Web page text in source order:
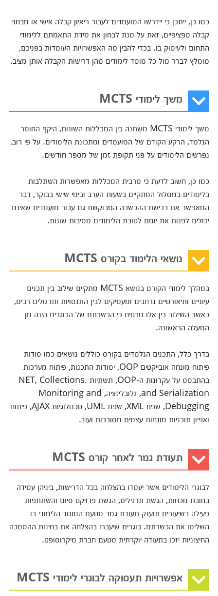
כמו כן, ייתכן כי יידרשו המועמדים לעבור ריאיון קבלה אישי או מבחני
קבלה ספציפיים, זאת על מנת לבחון את מידת התאמתם ללימודי
התחום ולעיסוק בו. בכדי להבין מה האפשרויות העומדות בפניכם,
מומלץ לברר מול כל מוסד לימודים מהן דרישות הקבלה אותן מציב.
משך לימודי MCTS
משך לימודי MCTS משתנה בין המכללות השונות, היקף החומר
הנלמד, הרקע הקודם של המועמדים ומתכונת הלימודים. על פי רוב,
נפרשים הלימודים על פני תקופת זמן של מספר חודשים.
כמו כן, חשוב לדעת כי מרבית המכללות מאפשרות השתלבות
בלימודים במסלול המתקיים בשעות הערב ובימי שישי בבוקר, דבר
המאפשר את רכישת ההכשרה המבוקשת גם עבור מועמדים שאינם
יכולים לפנות את יומם לטובת הלימודים מסיבות שונות.
נושאי הלימוד בקורס MCTS
במהלך לימודי הקורס בנושא MCTS מתקיים שילוב בין תכנים
עיוניים ותיאורטיים נרחבים ומעמיקים לבין התנסויות ותרגולים רבים,
כאשר השילוב בין אלו מבטיח כי הכשרתם של הבוגרים הינה מן
המעלה הראשונה.
בדרך כלל, התכנים הנלמדים בקורס כוללים נושאים כמו סודות
פיתוח מונחה אובייקטים OOP, יסודות התכנות, פיתוח מערכות
בהתבסס על עקרונות ה-OOP, תשתיות .NET, Collections
and Serialization, גלובליזציה, Monitoring and
Debugging, שפת XML, שפת UML, טכנולוגיות AJAX, פיתוח
ואפיון תוכניות מונחות עצמים מסובכות ועוד.
תעודת גמר לאחר קורס MCTS
לבוגרי הלימודים אשר יעמדו בהצלחה בכל הדרישות, ביניהן עמידה
בחובת נוכחות, הגשת תרגילים, הגשת פרויקט סיום והשתתפות
פעילה בשיעורים תוענק תעודת גמר מטעם המוסד הלימודי בו
השלימו את הכשרתם. בוגרים שיעברו בהצלחה את בחינות ההסמכה
החיצוניות יזכו בתעודה יוקרתית מטעם חברת מיקרוסופט.
אפשרויות תעסוקה לבוגרי לימודי MCTS